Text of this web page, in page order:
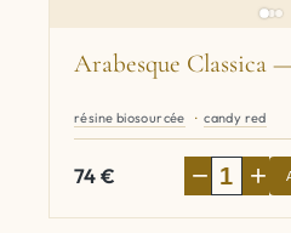
Arabesque Classica
résine biosourcée candy red
74€ − +